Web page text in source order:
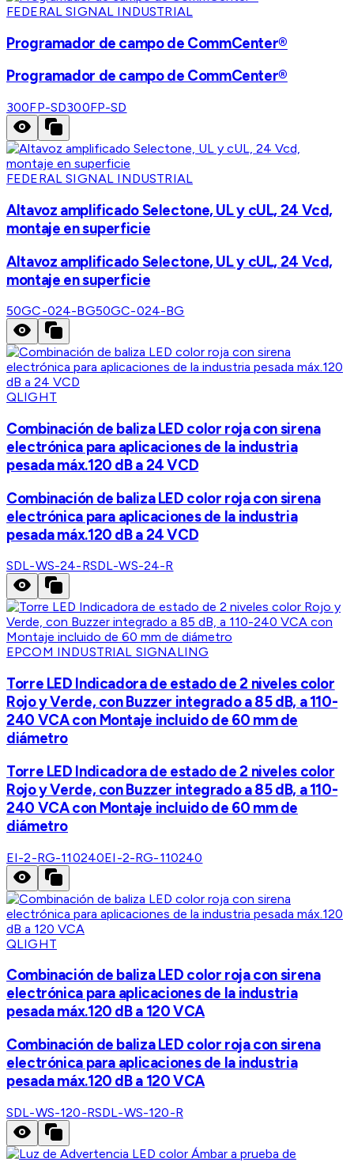
FEDERAL SIGNAL INDUSTRIAL
Programador de campo de CommCenter®
Programador de campo de CommCenter®
300FP-SD300FP-SD
FEDERAL SIGNAL INDUSTRIAL
Altavoz amplificado Selectone, UL y cUL, 24 Vcd,
montaje en superficie
Altavoz amplificado Selectone, UL y cUL, 24 Vcd,
montaje en superficie
50GC-024-BG50GC-024-BG
QLIGHT
Combinación de baliza LED color roja con sirena
electrónica para aplicaciones de la industria
pesada máx.120 dB a 24 VCD
Combinación de baliza LED color roja con sirena
electrónica para aplicaciones de la industria
pesada máx.120 dB a 24 VCD
SDL-WS-24-RSDL-WS-24-R
EPCOM INDUSTRIAL SIGNALING
Torre LED Indicadora de estado de 2 niveles color
Rojo y Verde, con Buzzer integrado a 85 dB, a 110-
240 VCA con Montaje incluido de 60 mm de
diámetro
Torre LED Indicadora de estado de 2 niveles color
Rojo y Verde, con Buzzer integrado a 85 dB, a 110-
240 VCA con Montaje incluido de 60 mm de
diámetro
EI-2-RG-110240EI-2-RG-110240
QLIGHT
Combinación de baliza LED color roja con sirena
electrónica para aplicaciones de la industria
pesada máx.120 dB a 120 VCA
Combinación de baliza LED color roja con sirena
electrónica para aplicaciones de la industria
pesada máx.120 dB a 120 VCA
SDL-WS-120-RSDL-WS-120-R